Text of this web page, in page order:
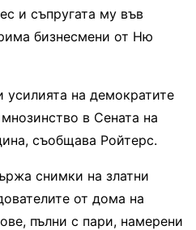
и съпругата му във
бизнесмени от Ню
на демократите
в Сената на
съобщава Ройтерс.
снимки на златни
от дома на
пълни с пари, намерени